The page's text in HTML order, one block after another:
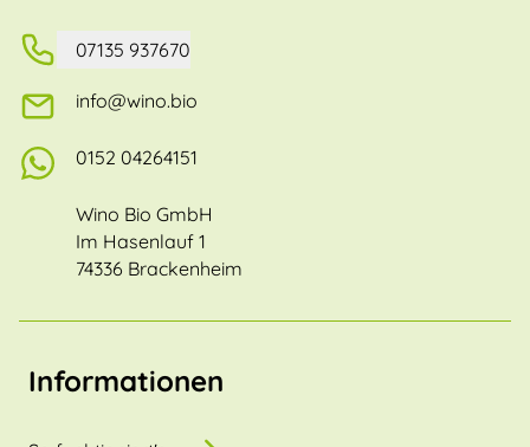
07135 937670
info@wino.bio
0152 04264151
Wino Bio GmbH
Im Hasenlauf 1
74336 Brackenheim
Informationen